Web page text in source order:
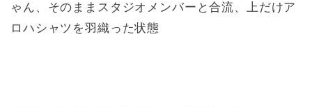
ゃん、そのままスタジオメンバーと合流、上だけア
ロハシャツを羽織った状態